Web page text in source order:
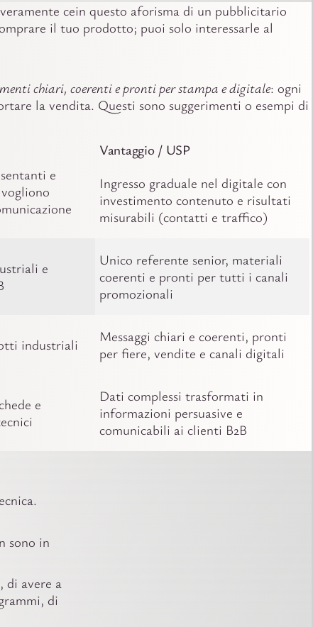
cein questo aforisma di un pubblicitario
il tuo prodotto; puoi solo interessarle al
chiari, coerenti e pronti per stampa e digitale: ogni
la vendita. Questi sono suggerimenti o esempi di
Vantaggio / USP
e
Ingresso graduale nel digitale con
investimento contenuto e risultati
misurabili (contatti e traffico)
e
Unico referente senior, materiali
coerenti e pronti per tutti i canali
promozionali
industriali
Messaggi chiari e coerenti, pronti
per fiere, vendite e canali digitali
e
Dati complessi trasformati in
informazioni persuasive e
comunicabili ai clienti B2B
sono in
di avere a
di